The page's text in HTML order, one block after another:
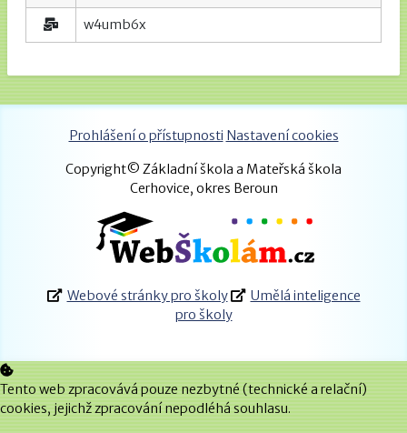
w4umb6x
Prohlášení o přístupnosti Nastavení cookies
Copyright© Základní škola a Mateřská škola
Cerhovice, okres Beroun
Webové stránky pro školy
Umělá inteligence
pro školy
Tento web zpracovává pouze nezbytné (technické a relační)
cookies, jejichž zpracování nepodléhá souhlasu.